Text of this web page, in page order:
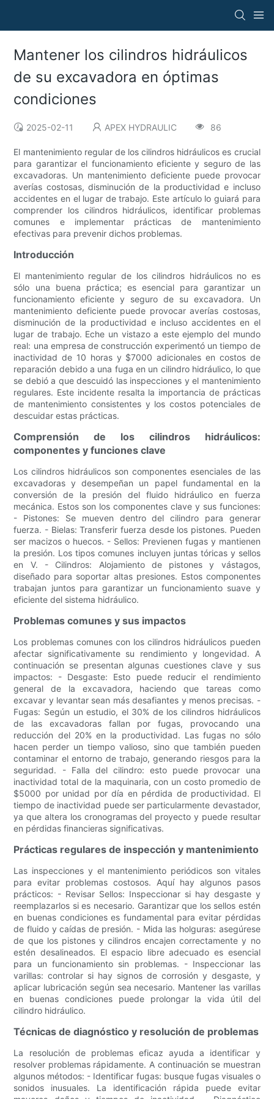
Mantener los cilindros hidráulicos
de su excavadora en óptimas
condiciones
2025-02-11 APEX HYDRAULIC 86
El mantenimiento regular de los cilindros hidráulicos es crucial
para garantizar el funcionamiento eficiente y seguro de las
excavadoras. Un mantenimiento deficiente puede provocar
averías costosas, disminución de la productividad e incluso
accidentes en el lugar de trabajo. Este artículo lo guiará para
comprender los cilindros hidráulicos, identificar problemas
comunes e implementar prácticas de mantenimiento
efectivas para prevenir dichos problemas.
Introducción
El mantenimiento regular de los cilindros hidráulicos no es
sólo una buena práctica; es esencial para garantizar un
funcionamiento eficiente y seguro de su excavadora. Un
mantenimiento deficiente puede provocar averías costosas,
disminución de la productividad e incluso accidentes en el
lugar de trabajo. Eche un vistazo a este ejemplo del mundo
real: una empresa de construcción experimentó un tiempo de
inactividad de 10 horas y $7000 adicionales en costos de
reparación debido a una fuga en un cilindro hidráulico, lo que
se debió a que descuidó las inspecciones y el mantenimiento
regulares. Este incidente resalta la importancia de prácticas
de mantenimiento consistentes y los costos potenciales de
descuidar estas prácticas.
Comprensión de los cilindros hidráulicos:
componentes y funciones clave
Los cilindros hidráulicos son componentes esenciales de las
excavadoras y desempeñan un papel fundamental en la
conversión de la presión del fluido hidráulico en fuerza
mecánica. Estos son los componentes clave y sus funciones:
- Pistones: Se mueven dentro del cilindro para generar
fuerza. - Bielas: Transferir fuerza desde los pistones. Pueden
ser macizos o huecos. - Sellos: Previenen fugas y mantienen
la presión. Los tipos comunes incluyen juntas tóricas y sellos
en V. - Cilindros: Alojamiento de pistones y vástagos,
diseñado para soportar altas presiones. Estos componentes
trabajan juntos para garantizar un funcionamiento suave y
eficiente del sistema hidráulico.
Problemas comunes y sus impactos
Los problemas comunes con los cilindros hidráulicos pueden
afectar significativamente su rendimiento y longevidad. A
continuación se presentan algunas cuestiones clave y sus
impactos: - Desgaste: Esto puede reducir el rendimiento
general de la excavadora, haciendo que tareas como
excavar y levantar sean más desafiantes y menos precisas. -
Fugas: Según un estudio, el 30% de los cilindros hidráulicos
de las excavadoras fallan por fugas, provocando una
reducción del 20% en la productividad. Las fugas no sólo
hacen perder un tiempo valioso, sino que también pueden
contaminar el entorno de trabajo, generando riesgos para la
seguridad. - Falla del cilindro: esto puede provocar una
inactividad total de la maquinaria, con un costo promedio de
$5000 por unidad por día en pérdida de productividad. El
tiempo de inactividad puede ser particularmente devastador,
ya que altera los cronogramas del proyecto y puede resultar
en pérdidas financieras significativas.
Prácticas regulares de inspección y mantenimiento
Las inspecciones y el mantenimiento periódicos son vitales
para evitar problemas costosos. Aquí hay algunos pasos
prácticos: - Revisar Sellos: Inspeccionar si hay desgaste y
reemplazarlos si es necesario. Garantizar que los sellos estén
en buenas condiciones es fundamental para evitar pérdidas
de fluido y caídas de presión. - Mida las holguras: asegúrese
de que los pistones y cilindros encajen correctamente y no
estén desalineados. El espacio libre adecuado es esencial
para un funcionamiento sin problemas. - Inspeccionar las
varillas: controlar si hay signos de corrosión y desgaste, y
aplicar lubricación según sea necesario. Mantener las varillas
en buenas condiciones puede prolongar la vida útil del
cilindro hidráulico.
Técnicas de diagnóstico y resolución de problemas
La resolución de problemas eficaz ayuda a identificar y
resolver problemas rápidamente. A continuación se muestran
algunos métodos: - Identificar fugas: busque fugas visuales o
sonidos inusuales. La identificación rápida puede evitar